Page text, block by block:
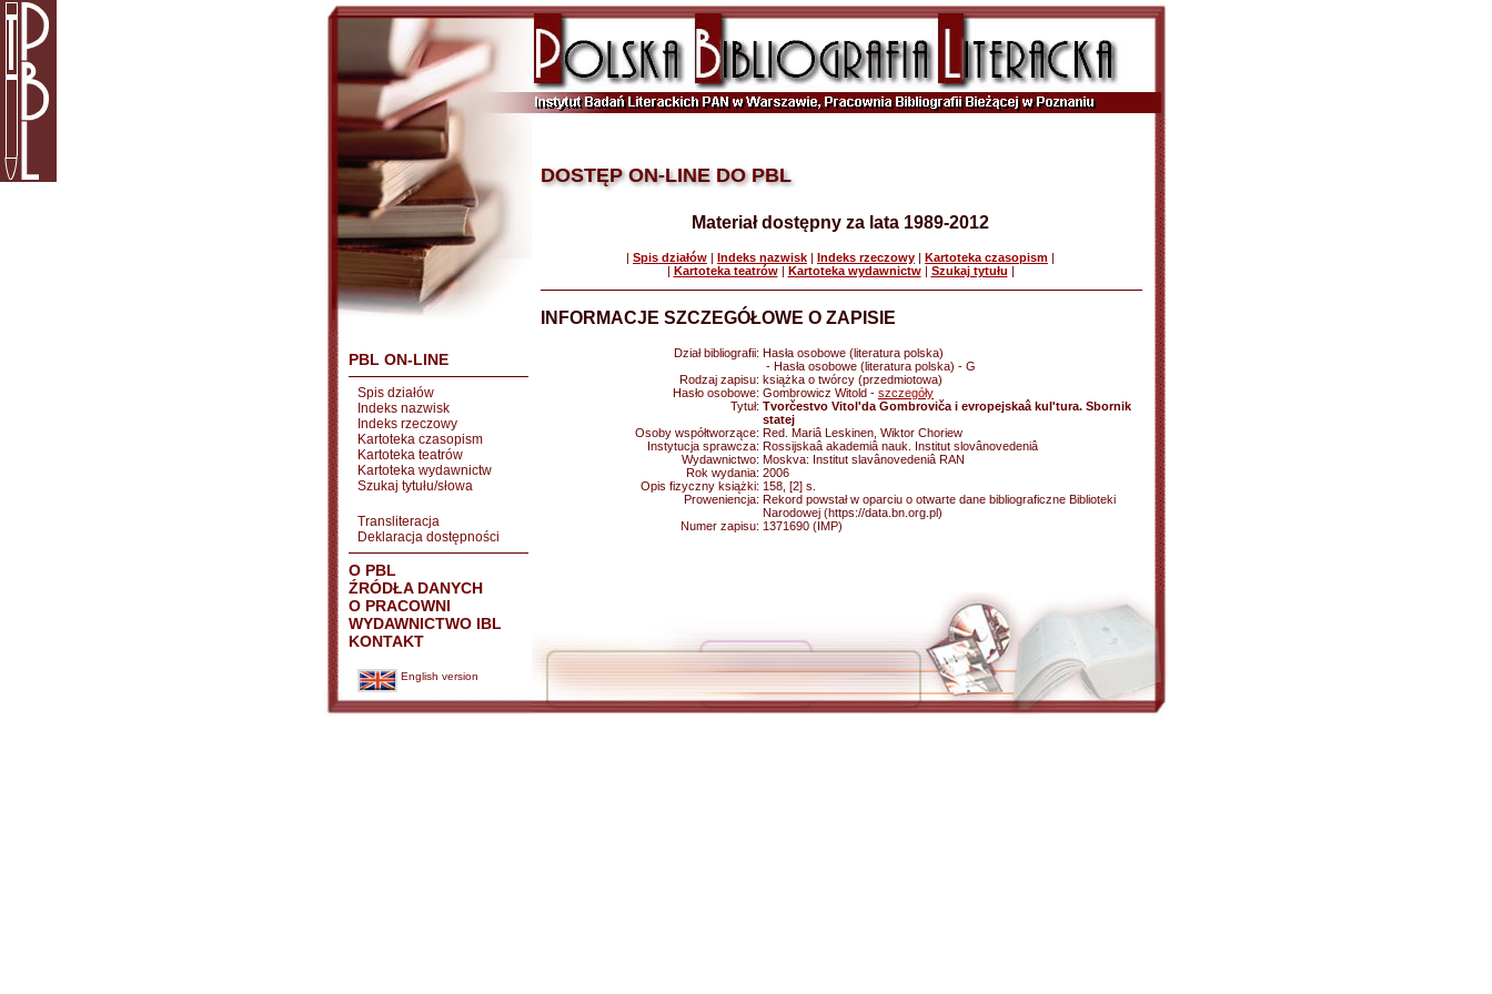
PBL ON-LINE
Spis działów
Indeks nazwisk
Indeks rzeczowy
Kartoteka czasopism
Kartoteka teatrów
Kartoteka wydawnictw
Szukaj tytułu/słowa
Transliteracja
Deklaracja dostępności
O PBL
ŹRÓDŁA DANYCH
O PRACOWNI
WYDAWNICTWO IBL
KONTAKT
English version
DOSTĘP ON-LINE DO PBL
Materiał dostępny za lata 1989-2012
| Spis działów | Indeks nazwisk | Indeks rzeczowy | Kartoteka czasopism |
| Kartoteka teatrów| Kartoteka wydawnictw| Szukaj tytułu |
INFORMACJE SZCZEGÓŁOWE O ZAPISIE
Dział bibliografii: Hasła osobowe (literatura polska)
- Hasła osobowe (literatura polska) - G
Rodzaj zapisu: książka o twórcy (przedmiotowa)
Hasło osobowe: Gombrowicz Witold - szczegóły
Tytuł: Tvorčestvo Vitol'da Gombroviča i evropejskaâ kul'tura. Sbornik
statej
Osoby współtworzące: Red. Mariâ Leskinen, Wiktor Choriew
Instytucja sprawcza: Rossijskaâ akademiâ nauk. Institut slovânovedeniâ
Wydawnictwo: Moskva: Institut slavânovedeniâ RAN
Rok wydania: 2006
Opis fizyczny książki: 158, [2] s.
Proweniencja: Rekord powstał w oparciu o otwarte dane bibliograficzne Biblioteki
Narodowej (https://data.bn.org.pl)
Numer zapisu: 1371690 (IMP)